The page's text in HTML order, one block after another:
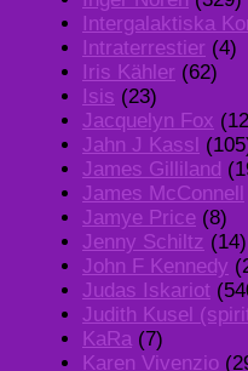
Intergalaktiska
Intraterrestier (4)
Iris Kähler (62)
Isis (23)
Jacquelyn Fox
Jahn J Kassl
James Gilliland
James McConnell
Jamye Price (8)
Jenny Schiltz (14)
John F Kennedy
Judas Iskariot
Judith Kusel
KaRa (7)
Karen Vivenzio